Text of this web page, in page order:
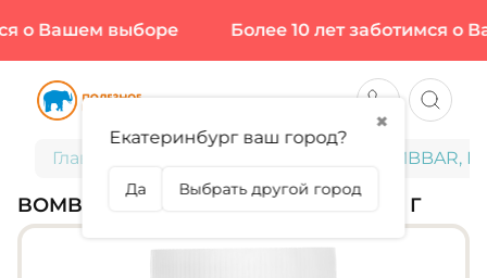
о Вашем выборе Более 10 лет заботимся о
Главная BOMBBAR,
BOMBBAR, ПАСТА АРАХИСОВАЯ, 300 Г
✖
Екатеринбург ваш город?
Да Выбрать другой город